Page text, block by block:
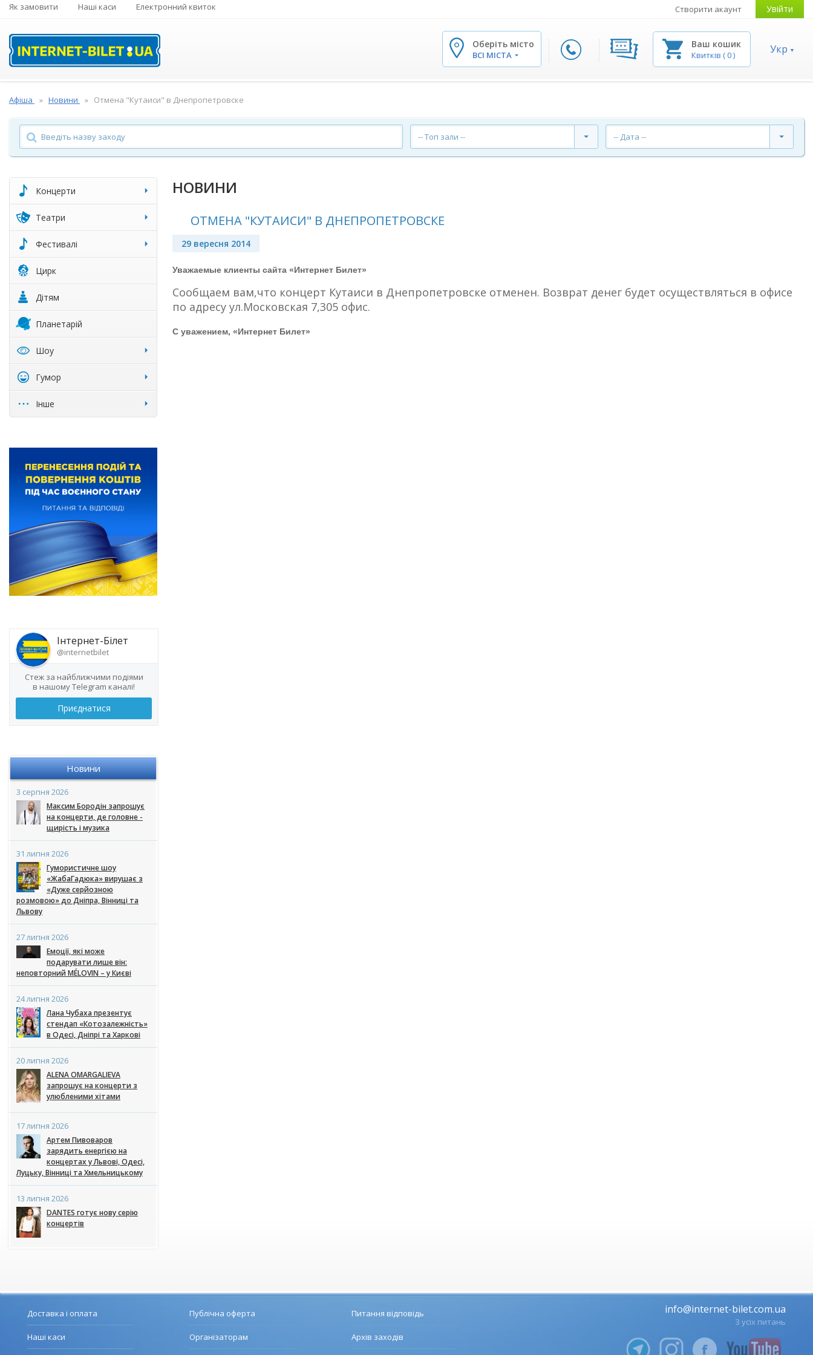
Як замовити Наші каси Електронний квиток Створити акаунт Увійти
Оберіть місто
ВСІ МІСТА
Ваш кошик
Квитків (0) Укр
Афіша Новини Отмена "Кутаиси" в Днепропетровске
-- Топ зали -- -- Дата --
Концерти
Театри
Фестивалі
Цирк
Дітям
Планетарій
Шоу
Гумор
Інше
Інтернет-Білет
@internetbilet
Стеж за найближчими подіями
в нашому Telegram каналі!
Приєднатися
Новини
3 серпня 2026
Максим Бородін запрошує
на концерти, де головне -
щирість і музика
31 липня 2026
Гумористичне шоу
«ЖабаГадюка» вирушає з
«Дуже серйозною
розмовою» до Дніпра, Вінниці та
Львову
27 липня 2026
Емоції, які може
подарувати лише він:
неповторний MÉLOVIN – у Києві
24 липня 2026
Лана Чубаха презентує
стендап «Котозалежність»
в Одесі, Дніпрі та Харкові
20 липня 2026
ALENA OMARGALIEVA
запрошує на концерти з
улюбленими хітами
17 липня 2026
Артем Пивоваров
зарядить енергією на
концертах у Львові, Одесі,
Луцьку, Вінниці та Хмельницькому
13 липня 2026
DANTES готує нову серію
концертів
НОВИНИ
ОТМЕНА "КУТАИСИ" В ДНЕПРОПЕТРОВСКЕ
29 вересня 2014
Уважаемые клиенты сайта «Интернет Билет»
Сообщаем вам,что концерт Кутаиси в Днепропетровске отменен. Возврат денег будет осуществляться в офисе
по адресу ул.Московская 7,305 офис.
С уважением, «Интернет Билет»
Доставка і оплата
Наші каси
Публічна оферта
Організаторам
Питання відповідь
Архів заходів
info@internet-bilet.com.ua
З усіх питань